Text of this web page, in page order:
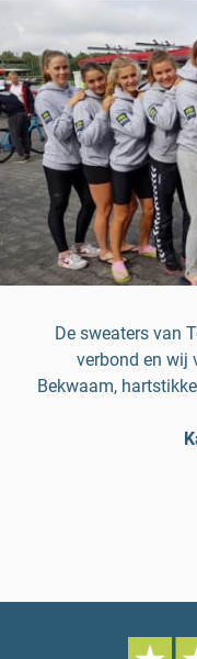
De sweaters van
verbond en wij
Bekwaam,